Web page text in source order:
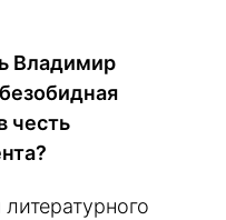
Владимир
честь